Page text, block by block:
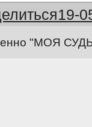
19-
"МОЯ